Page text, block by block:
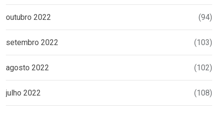
outubro 2022 (94)
setembro 2022 (103)
agosto 2022 (102)
julho 2022 (108)